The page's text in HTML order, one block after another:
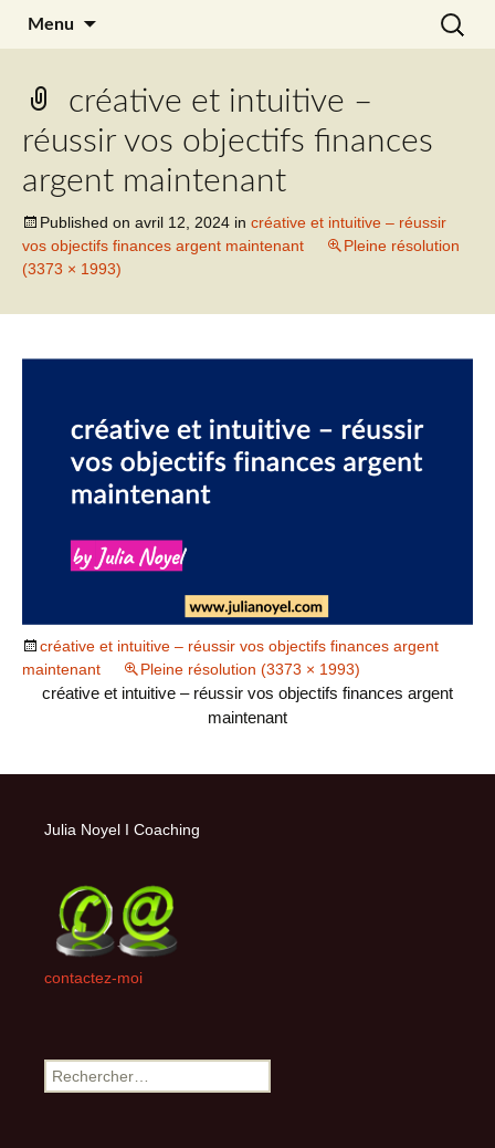
Julia Noyel
Menu
créative et intuitive –
réussir vos objectifs finances
argent maintenant
Published on avril 12, 2024 in créative et intuitive – réussir
vos objectifs finances argent maintenant
Pleine résolution
(3373 × 1993)
créative et intuitive – réussir vos objectifs finances argent
maintenant
Pleine résolution (3373 × 1993)
créative et intuitive – réussir vos objectifs finances argent
maintenant
Julia Noyel I Coaching
contactez-moi
Rechercher :